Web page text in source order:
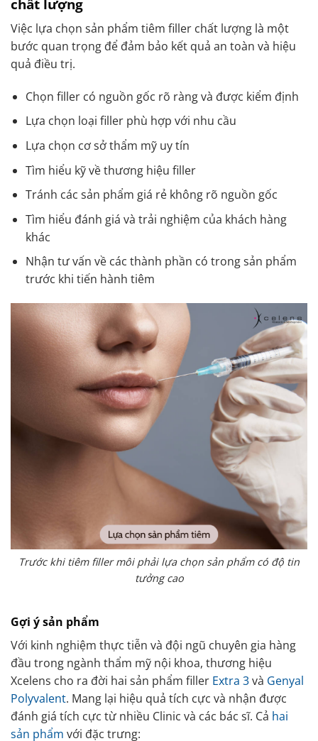
chất lượng
Việc lựa chọn sản phẩm tiêm filler chất lượng là một
bước quan trọng để đảm bảo kết quả an toàn và hiệu
quả điều trị.
Chọn filler có nguồn gốc rõ ràng và được kiểm định
Lựa chọn loại filler phù hợp với nhu cầu
Lựa chọn cơ sở thẩm mỹ uy tín
Tìm hiểu kỹ về thương hiệu filler
Tránh các sản phẩm giá rẻ không rõ nguồn gốc
Tìm hiểu đánh giá và trải nghiệm của khách hàng
khác
Nhận tư vấn về các thành phần có trong sản phẩm
trước khi tiến hành tiêm
Trước khi tiêm filler môi phải lựa chọn sản phẩm có độ tin
tưởng cao
Gợi ý sản phẩm
Với kinh nghiệm thực tiễn và đội ngũ chuyên gia hàng
đầu trong ngành thẩm mỹ nội khoa, thương hiệu
Xcelens cho ra đời hai sản phẩm filler Extra 3và Genyal
Polyvalent. Mang lại hiệu quả tích cực và nhận được
đánh giá tích cực từ nhiều Clinic và các bác sĩ. Cả hai
sản phẩm với đặc trưng: